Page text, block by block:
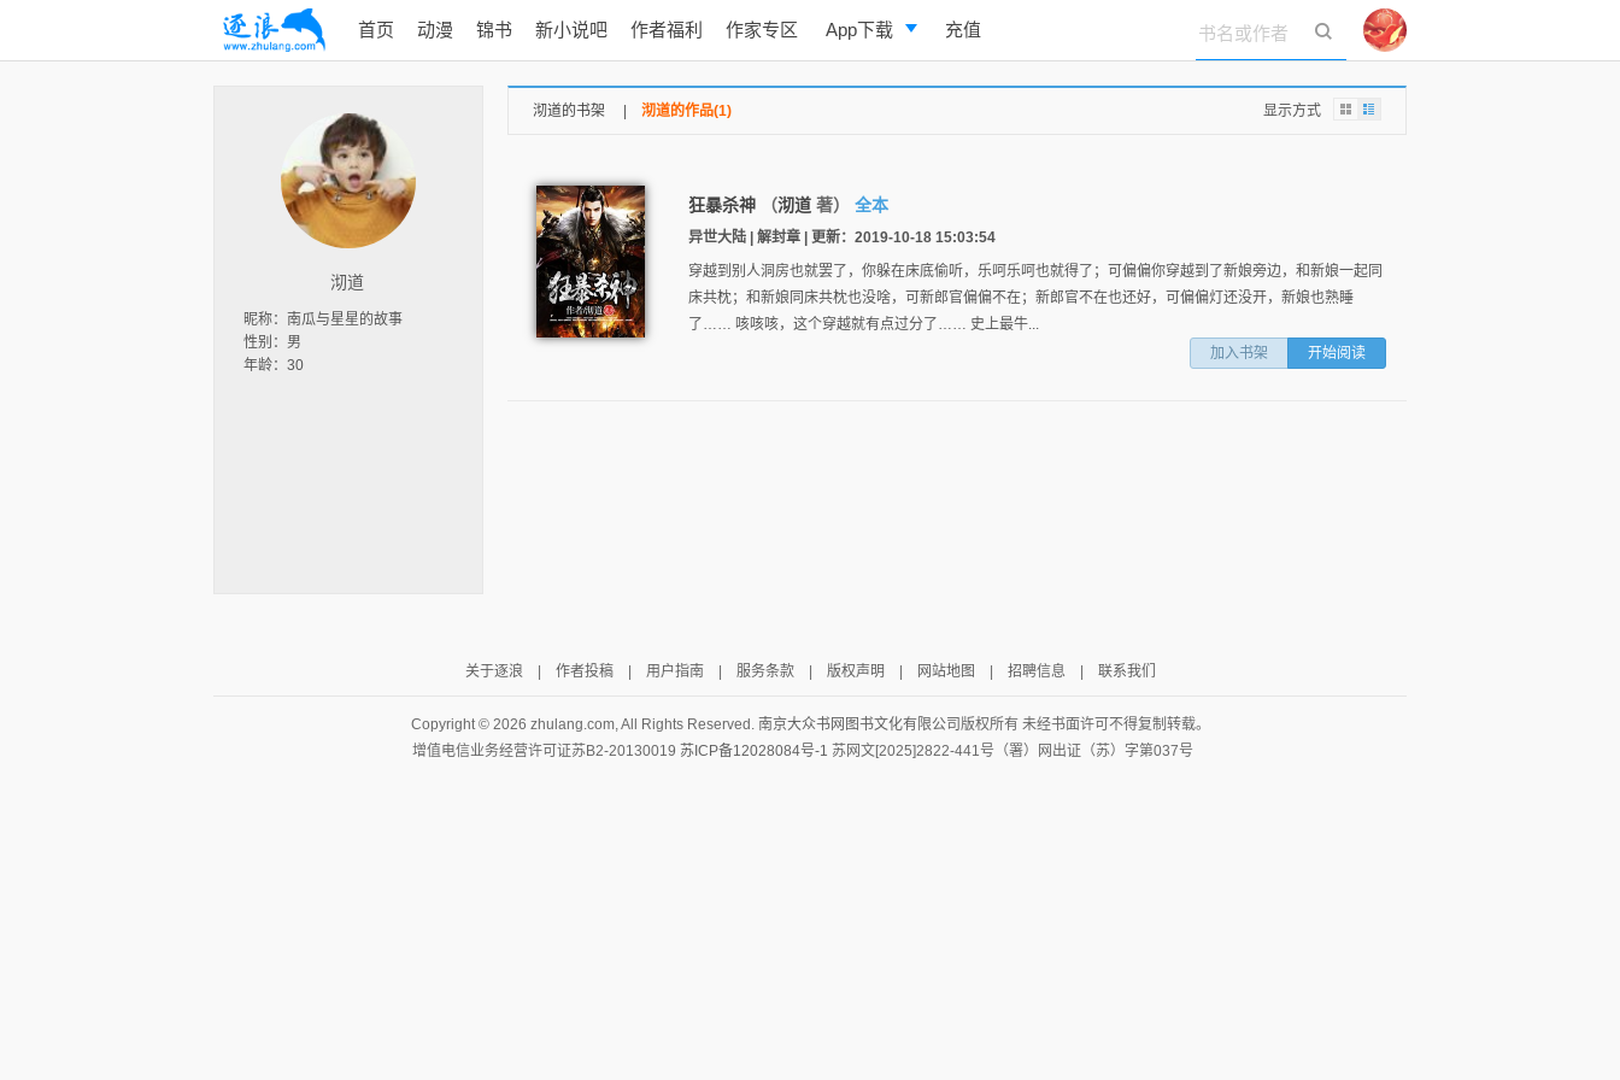
首页 动漫 锦书 新小说吧 作者福利 作家专区 App下载
逐浪小说
充值
立即登录
沏道
昵称：南瓜与星星的故事
性别：男
年龄：30
沏道的书架 沏道的作品(1) 显示方式
狂暴杀神 （沏道 著） 全本
异世大陆 | 解封章 | 更新：2019-10-18 15:03:54
穿越到别人洞房也就罢了，你躲在床底偷听，乐呵乐呵也就得了；可偏偏你穿越到了新娘旁边，和新娘一起同
床共枕；和新娘同床共枕也没啥，可新郎官偏偏不在；新郎官不在也还好，可偏偏灯还没开，新娘也熟睡
了…… 咳咳咳，这个穿越就有点过分了…… 史上最牛...
加入书架
开始阅读
关于逐浪 作者投稿| 用户指南 服务条款| 版权声明 网站地图 招聘信息 联系我们
Copyright © 2026 zhulang.com, All Rights Reserved. 南京大众书网图书文化有限公司 版权所有 未经书面许可不得复制转载。
增值电信业务经营许可证苏B2-20130019 苏ICP备12028084号-1 苏网文[2025]2822-441号（署）网出证（苏）字第037号